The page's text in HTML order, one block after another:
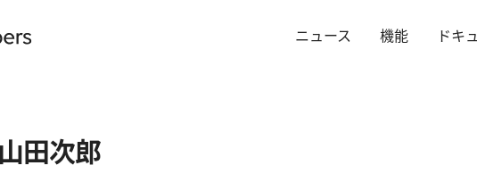
ニュース 機能 ドキ
山田次郎